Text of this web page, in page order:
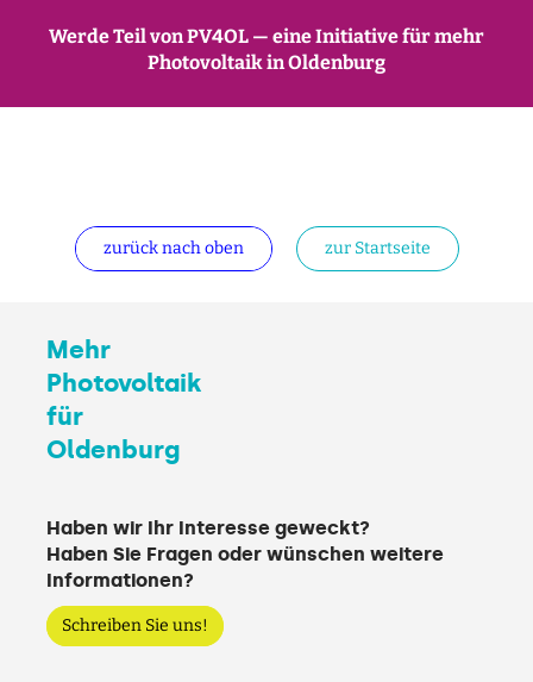
Werde Teil von PV4OL — eine Initia­tive für mehr
Pho­to­vol­taik in Oldenburg
zurück nach oben zur Start­seite
Mehr
Photovoltaik
für
Oldenburg
Haben wir Ihr Interesse geweckt?
Haben Sie Fragen oder wünschen weitere
Informationen?
Schreiben Sie uns!